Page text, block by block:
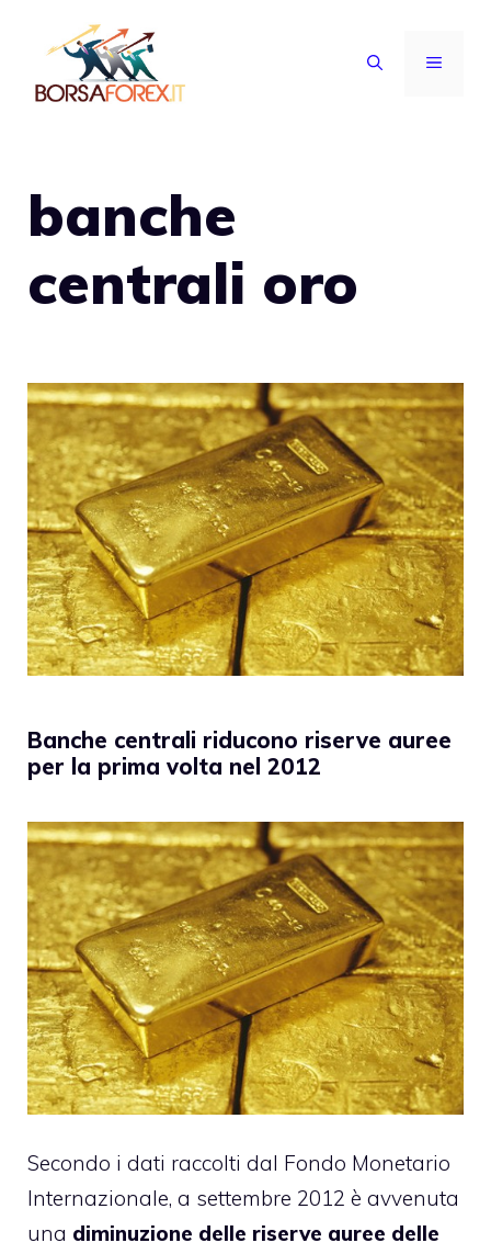
contenuto
MENU
banche
centrali oro
Banche centrali riducono riserve auree
per la prima volta nel 2012
Secondo i dati raccolti dal Fondo Monetario
Internazionale, a settembre 2012 è avvenuta
una diminuzione delle riserve auree delle